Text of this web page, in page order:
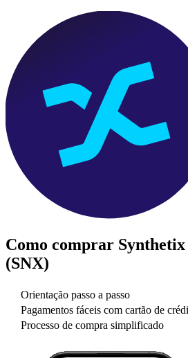
Como comprar
(SNX)
Orientação passo a passo
Pagamentos fáceis com cartão de
Processo de compra simplificado